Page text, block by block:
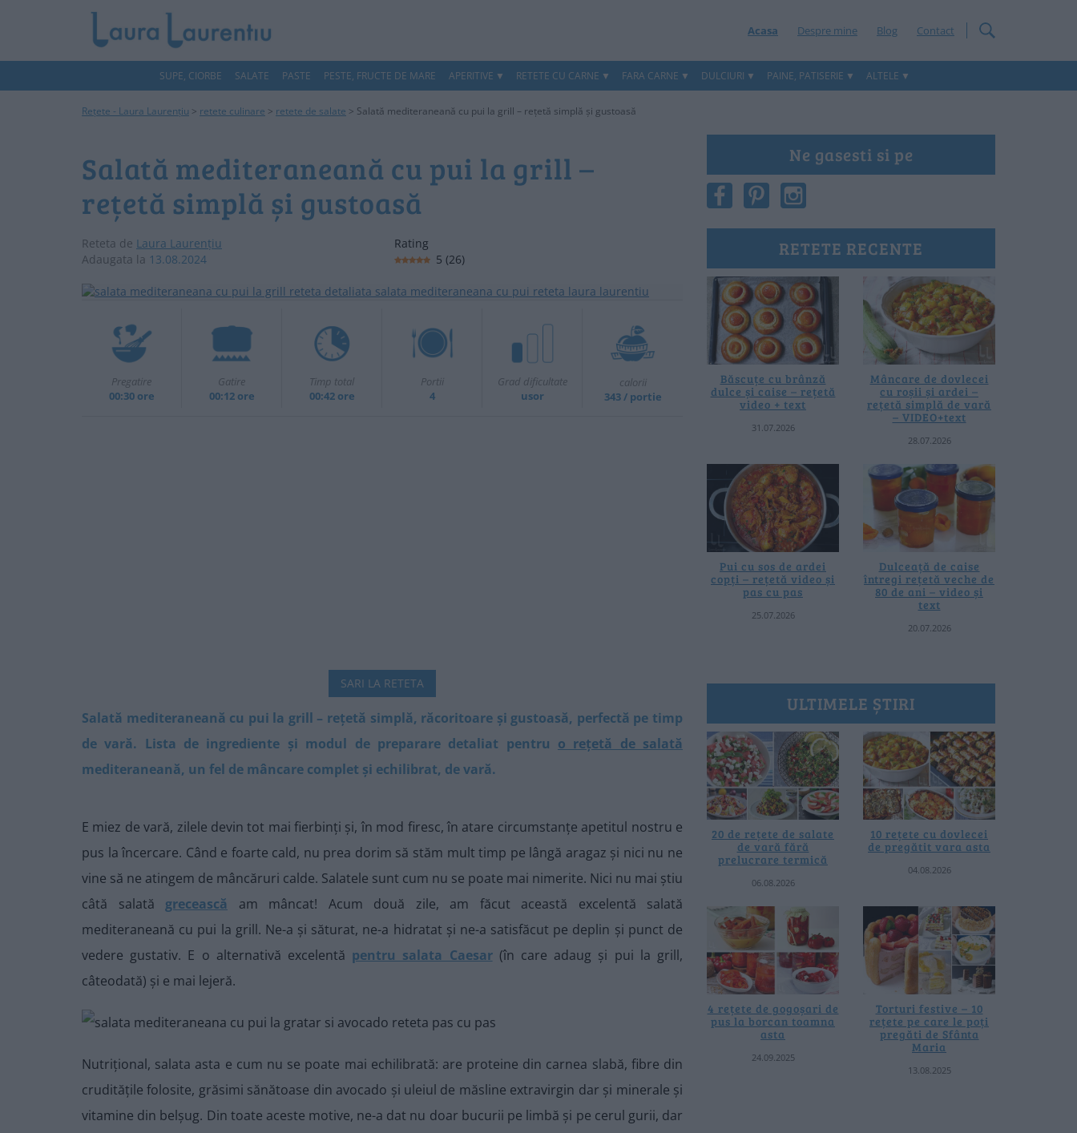
Acasa Despre mine Blog Contact
SUPE, CIORBE SALATE PASTE PESTE, FRUCTE DE MARE APERITIVE RETETE CU CARNE FARA CARNE DULCIURI PAINE, PATISERIE ALTELE
Rețete - Laura Laurențiu > retete culinare > retete de salate > Salată mediteraneană cu pui la grill – rețetă simplă și gustoasă
Salată mediteraneană cu pui la grill –
rețetă simplă și gustoasă
Reteta de Laura Laurențiu
Adaugata la 13.08.2024
Rating
5 (26)
Pregatire
00:30 ore
Gatire
00:12 ore
Timp total
00:42 ore
Portii
4
Grad dificultate
usor
calorii
343 / portie
SARI LA RETETA
Salată mediteraneană cu pui la grill – rețetă simplă, răcoritoare și gustoasă, perfectă pe timp
de vară. Lista de ingrediente și modul de preparare detaliat pentru o rețetă de salată
mediteraneană, un fel de mâncare complet și echilibrat, de vară.
E miez de vară, zilele devin tot mai fierbinți și, în mod firesc, în atare circumstanțe apetitul nostru e
pus la încercare. Când e foarte cald, nu prea dorim să stăm mult timp pe lângă aragaz și nici nu ne
vine să ne atingem de mâncăruri calde. Salatele sunt cum nu se poate mai nimerite. Nici nu mai știu
câtă salată grecească am mâncat! Acum două zile, am făcut această excelentă salată
mediteraneană cu pui la grill. Ne-a și săturat, ne-a hidratat și ne-a satisfăcut pe deplin și punct de
vedere gustativ. E o alternativă excelentă pentru salata Caesar(în care adaug și pui la grill,
câteodată) și e mai lejeră.
Nutrițional, salata asta e cum nu se poate mai echilibrată: are proteine din carnea slabă, fibre din
cruditățile folosite, grăsimi sănătoase din avocado și uleiul de măsline extravirgin dar și minerale și
vitamine din belșug. Din toate aceste motive, ne-a dat nu doar bucurii pe limbă și pe cerul gurii, dar
Ne gasesti si pe
RETETE RECENTE
Băscuțe cu brânză
dulce și caise – rețetă
video + text
31.07.2026
Mâncare de dovlecei
cu roșii și ardei –
rețetă simplă de vară
– VIDEO+text
28.07.2026
Pui cu sos de ardei
copți – rețetă video și
pas cu pas
25.07.2026
Dulceață de caise
întregi rețetă veche de
80 de ani – video și
text
20.07.2026
ULTIMELE ȘTIRI
20 de rețete de salate
de vară fără
prelucrare termică
06.08.2026
10 rețete cu dovlecei
de pregătit vara asta
04.08.2026
4 rețete de gogoșari de
pus la borcan toamna
asta
24.09.2025
Torturi festive – 10
rețete pe care le poți
pregăti de Sfânta
Maria
13.08.2025